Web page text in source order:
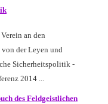
an den
der Leyen und
Sicherheitspolitik -
2014 ...
des Feldgeistlichen